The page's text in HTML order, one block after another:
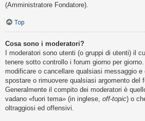
(Amministratore Fondatore).
Top
Cosa sono i moderatori?
I moderatori sono utenti (o gruppi di utenti) il
tenere sotto controllo i forum giorno per
modificare o cancellare qualsiasi messaggio e
spostare o rimuovere qualsiasi argomento del
Generalmente il compito dei moderatori è
vadano «fuori tema» (in inglese, off-topic) o
oltraggiosi ed offensivi.